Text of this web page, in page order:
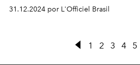
31.12.2024 por L'Officiel Brasil
1 2 3 4 5